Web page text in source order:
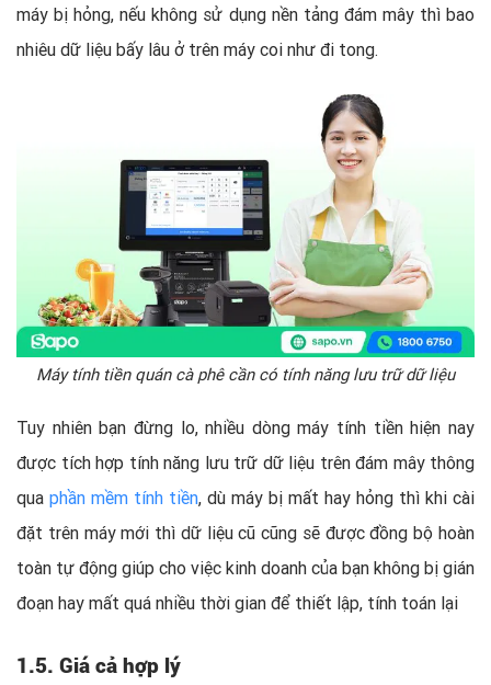
máy bị hỏng, nếu không sử dụng nền tảng đám mây thì bao
nhiêu dữ liệu bấy lâu ở trên máy coi như đi tong.
Máy tính tiền quán cà phê cần có tính năng lưu trữ dữ liệu
Tuy nhiên bạn đừng lo, nhiều dòng máy tính tiền hiện nay
được tích hợp tính năng lưu trữ dữ liệu trên đám mây thông
qua phần mềm tính tiền, dù máy bị mất hay hỏng thì khi cài
đặt trên máy mới thì dữ liệu cũ cũng sẽ được đồng bộ hoàn
toàn tự động giúp cho việc kinh doanh của bạn không bị gián
đoạn hay mất quá nhiều thời gian để thiết lập, tính toán lại
1.5. Giá cả hợp lý